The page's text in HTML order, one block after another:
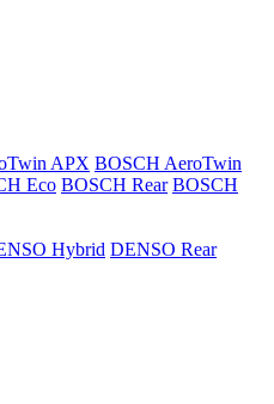
APX BOSCH AeroTwin
Eco BOSCH Rear BOSCH
Hybrid DENSO Rear